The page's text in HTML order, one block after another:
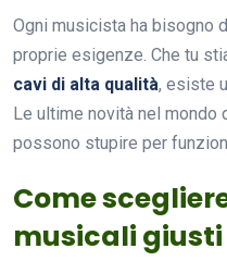
Ogni musicista ha bisogno
proprie esigenze. Che tu
cavi di alta qualità, esiste
Le ultime novità nel
possono stupire per
Come
musicali